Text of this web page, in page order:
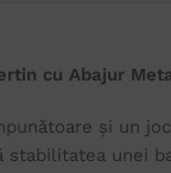
cu Abajur
și un
stabilitatea unei